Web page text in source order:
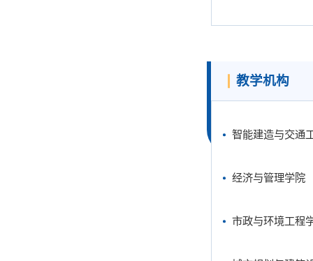
教学机构
智能建造与交通
经济与管理学院
市政与环境工程